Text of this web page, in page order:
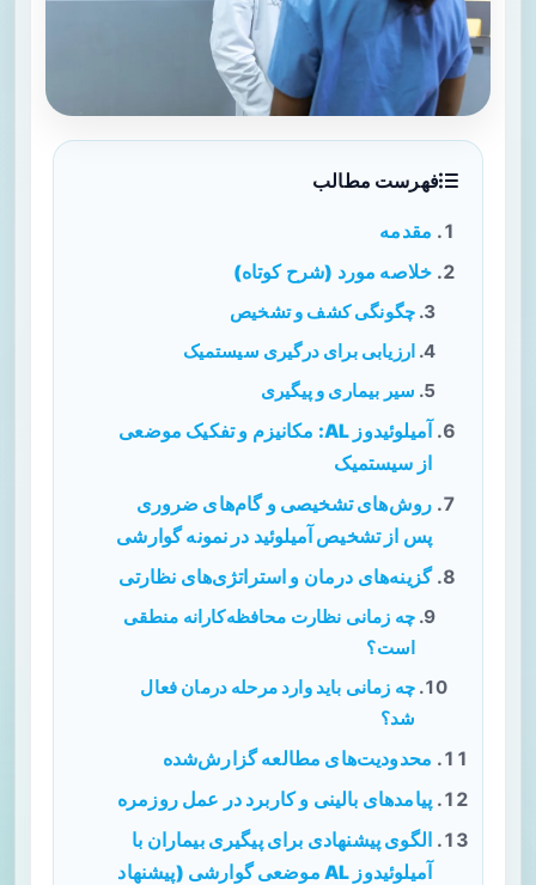
فهرست مطالب
مقدمه
خلاصه مورد (شرح کوتاه)
چگونگی کشف و تشخیص
ارزیابی برای درگیری سیستمیک
سیر بیماری و پیگیری
آمیلوئیدوز AL: مکانیزم و تفکیک موضعی
از سیستمیک
روش‌های تشخیصی و گام‌های ضروری
پس از تشخیص آمیلوئید در نمونه گوارشی
گزینه‌های درمان و استراتژی‌های نظارتی
چه زمانی نظارت محافظه‌کارانه منطقی
است؟
چه زمانی باید وارد مرحله درمان فعال
شد؟
محدودیت‌های مطالعه گزارش‌شده
پیامدهای بالینی و کاربرد در عمل روزمره
الگوی پیشنهادی برای پیگیری بیماران با
آمیلوئیدوز AL موضعی گوارشی (پیشنهاد